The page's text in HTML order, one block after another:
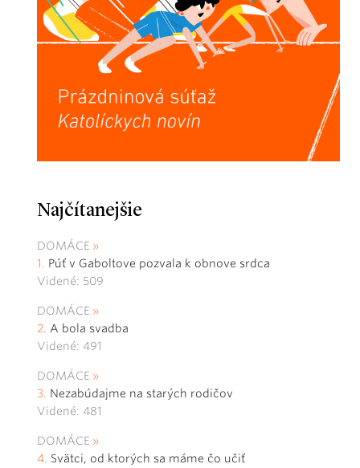
Najčítanejšie
DOMÁCE
Púť v Gaboltove pozvala k obnove srdca
Videné: 509
DOMÁCE
A bola svadba
Videné: 491
DOMÁCE
Nezabúdajme na starých rodičov
Videné: 481
DOMÁCE
Svätci, od ktorých sa máme čo učiť